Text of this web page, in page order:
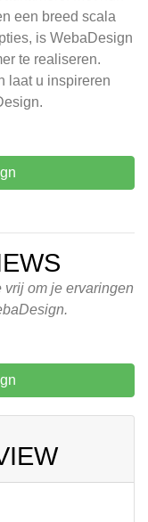
een breed scala
is WebaDesign
te realiseren.
laat u inspireren
vrij om je ervaringen